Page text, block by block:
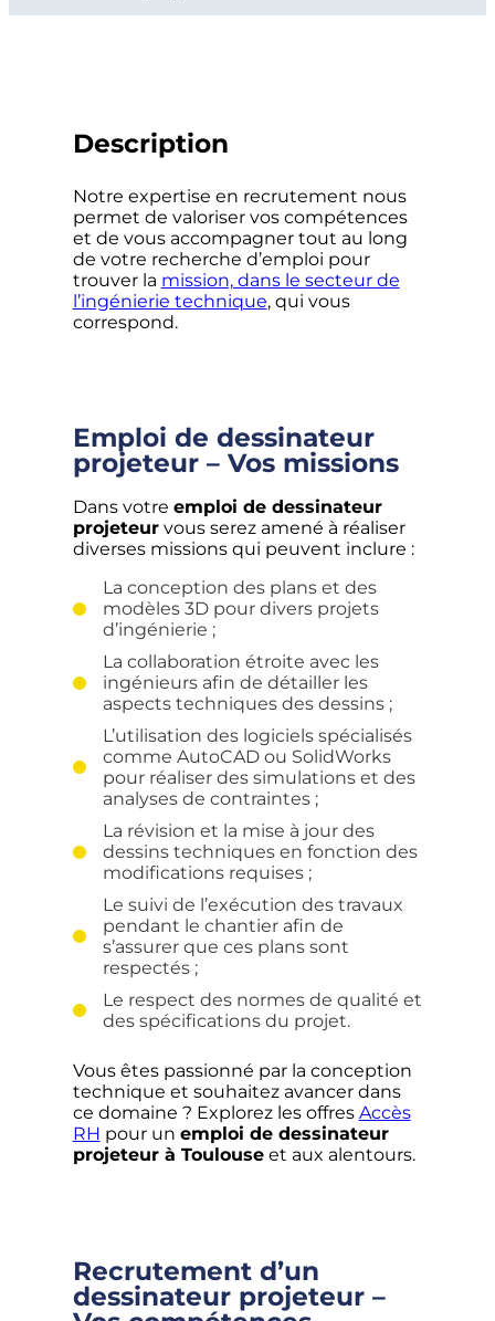
Description
Notre expertise en recrutement nous
permet de valoriser vos compétences
et de vous accompagner tout au long
de votre recherche d’emploi pour
trouver la mission, dans le secteur de
l’ingénierie technique, qui vous
correspond.
Emploi de dessinateur
projeteur – Vos missions
Dans votre emploi de dessinateur
projeteurvous serez amené à réaliser
diverses missions qui peuvent inclure :
La conception des plans et des
modèles 3D pour divers projets
d’ingénierie ;
La collaboration étroite avec les
ingénieurs afin de détailler les
aspects techniques des dessins ;
L’utilisation des logiciels spécialisés
comme AutoCAD ou SolidWorks
pour réaliser des simulations et des
analyses de contraintes ;
La révision et la mise à jour des
dessins techniques en fonction des
modifications requises ;
Le suivi de l’exécution des travaux
pendant le chantier afin de
s’assurer que ces plans sont
respectés ;
Le respect des normes de qualité et
des spécifications du projet.
Vous êtes passionné par la conception
technique et souhaitez avancer dans
ce domaine ? Explorez les offres Accès
RH pour un emploi de dessinateur
projeteur à Toulouseet aux alentours.
Recrutement d’un
dessinateur projeteur –